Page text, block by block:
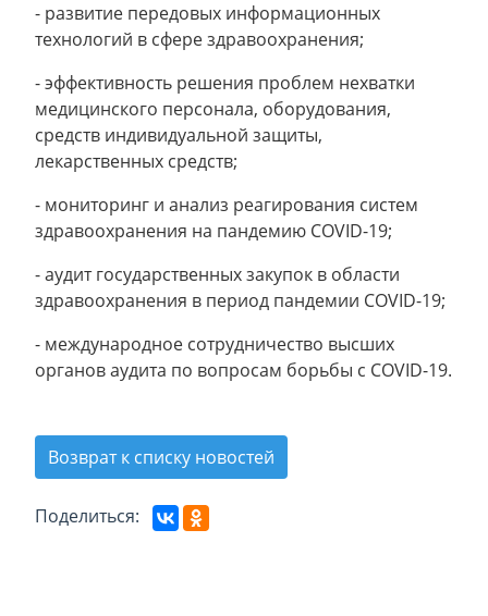
- развитие передовых информационных
технологий в сфере здравоохранения;
- эффективность решения проблем нехватки
медицинского персонала, оборудования,
средств индивидуальной защиты,
лекарственных средств;
- мониторинг и анализ реагирования систем
здравоохранения на пандемию COVID-19;
- аудит государственных закупок в области
здравоохранения в период пандемии COVID-19;
- международное сотрудничество высших
органов аудита по вопросам борьбы с COVID-19.
Возврат к списку новостей
Поделиться: